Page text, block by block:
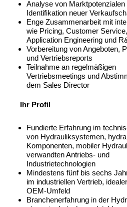
Analyse von Marktpotenzialen
Identifikation neuer
Enge Zusammenarbeit mit
wie Pricing, Customer
Application Engineering und
Vorbereitung von Angeboten,
und Vertriebsreports
Teilnahme an regelmäßigen
Vertriebsmeetings und
dem Sales Director
Ihr Profil
Fundierte Erfahrung im
von Hydrauliksystemen,
Komponenten, mobiler
verwandten Antriebs- und
Industrietechnologien
Mindestens fünf bis sechs
im industriellen Vertrieb,
OEM-Umfeld
Branchenerfahrung in der